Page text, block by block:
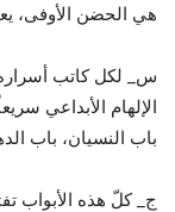
هي الحضن
س_ لكل كاتب أسراره
الإلهام الأبداعي
باب النسيان، باب
ج_ كلّ هذه الأبواب